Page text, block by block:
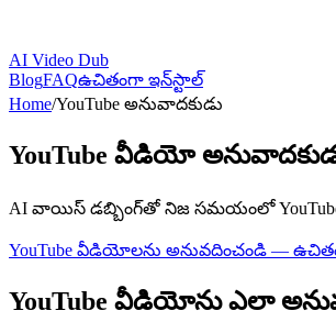
AI Video Dub
BlogFAQఉచితంగా ఇన్‌స్టాల్
Home/YouTube అనువాదకుడు
YouTube వీడియో
AI వాయిస్ డబ్బింగ్‌తో నిజ సమయంలో
YouTube వీడియోలను అనువదించండి —
YouTube వీడియోను ఎలా